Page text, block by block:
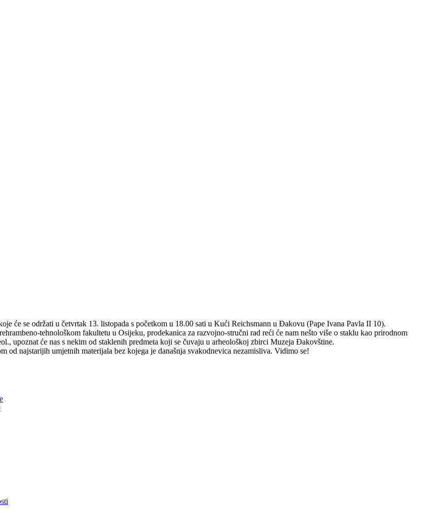
će se održati u četvrtak 13. listopada s početkom u 18.00 sati u Kući Reichsmann u Đakovu (Pape Ivana Pavla II 10).
tehnološkom fakultetu u Osijeku, prodekanica za razvojno-stručni rad reći će nam nešto više o staklu kao prirodnom
upoznat će nas s nekim od staklenih predmeta koji se čuvaju u arheološkoj zbirci Muzeja Đakovštine.
od najstarijih umjetnih materijala bez kojega je današnja svakodnevica nezamisliva. Vidimo se!